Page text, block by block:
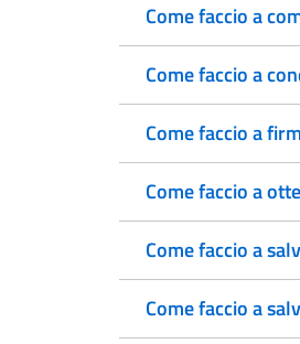
Come faccio a
Come faccio a
Come faccio a
Come faccio a
Come faccio a
Come faccio a